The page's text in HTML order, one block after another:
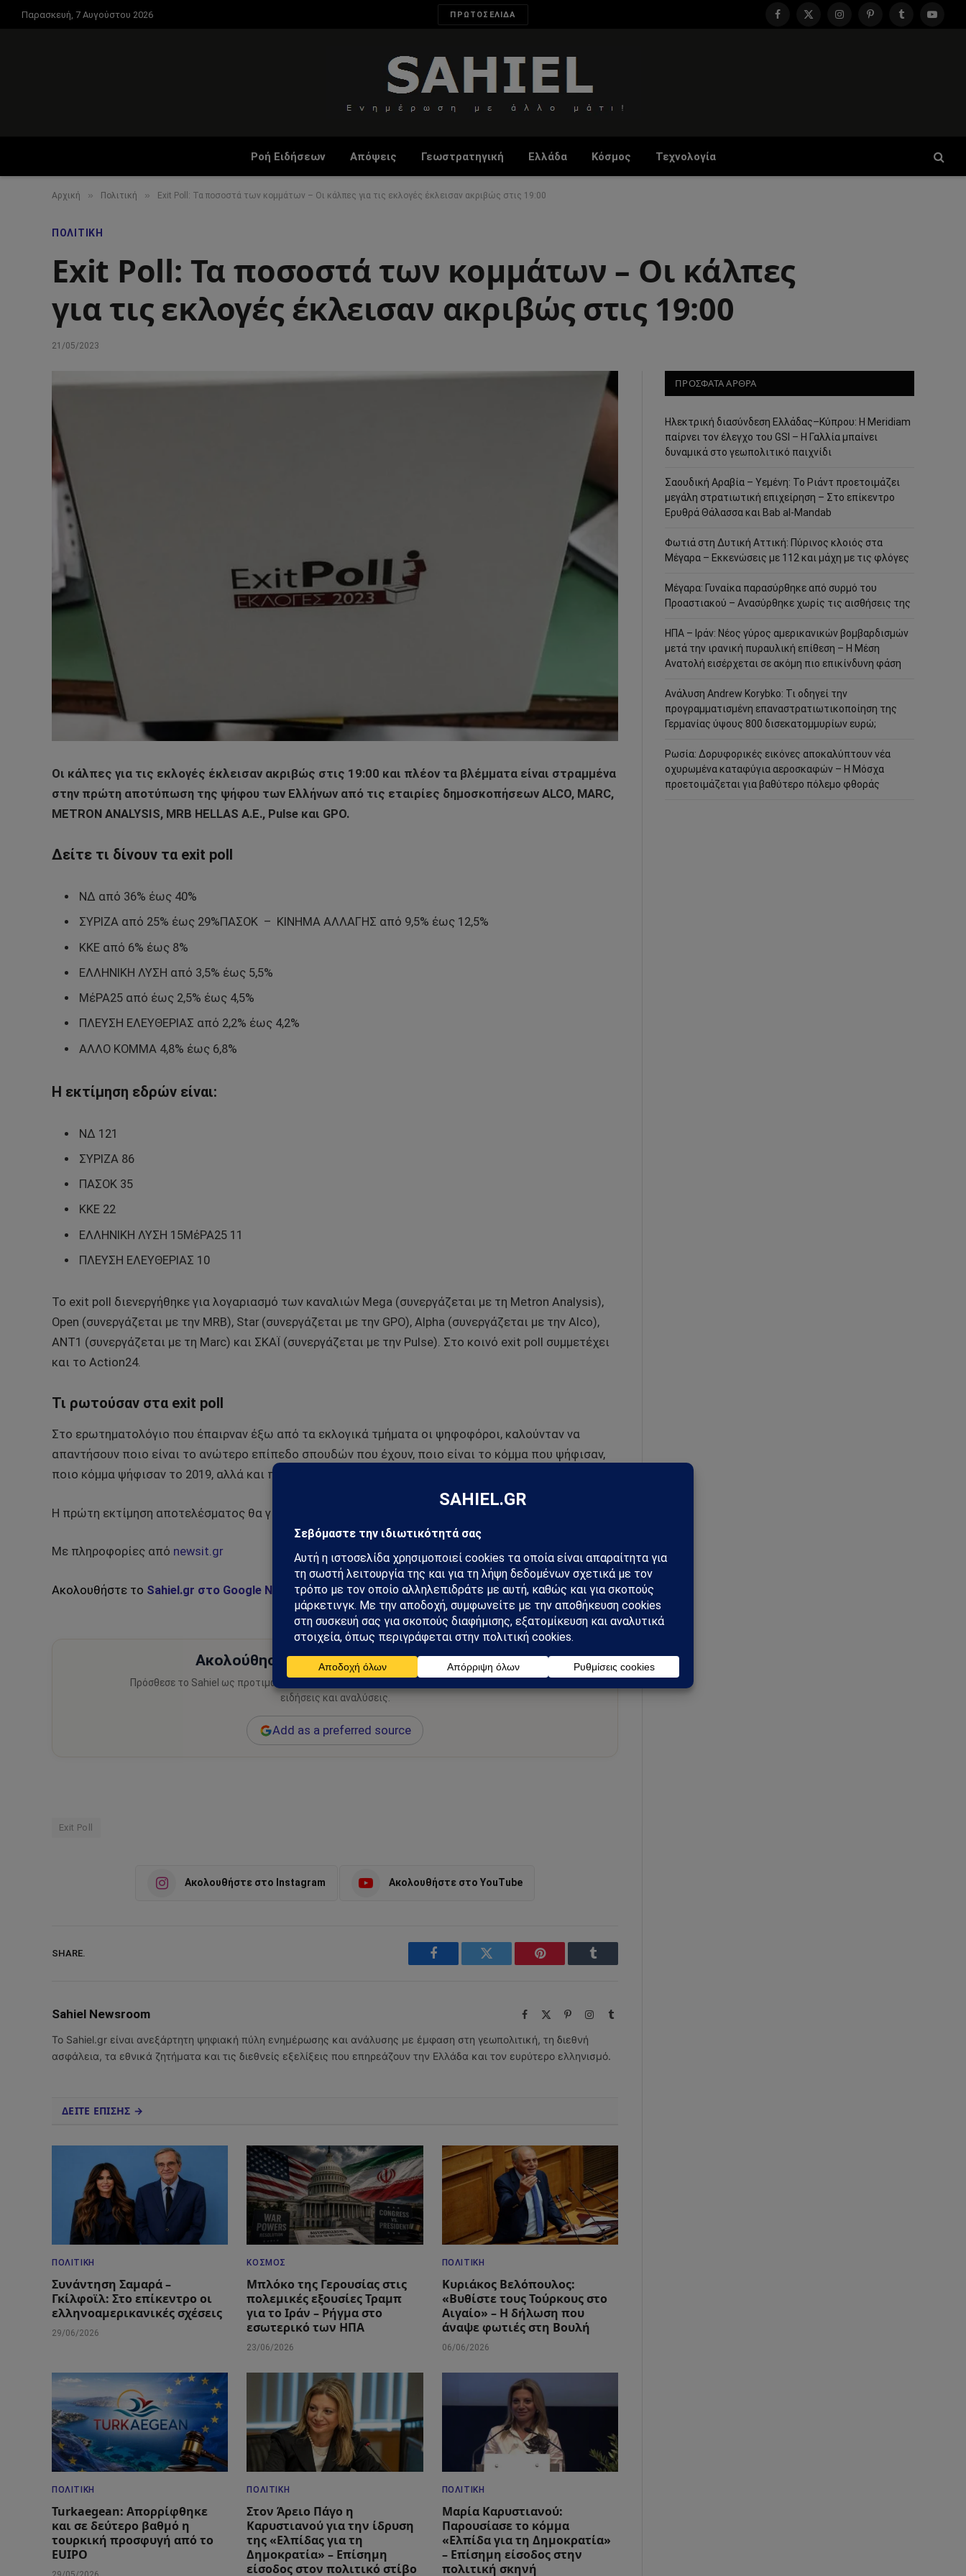
Παρασκευή, 7 Αυγούστου 2026 ΠΡΩΤΟΣΕΛΙΔΑ
Facebook
X
InstagramPinterestTumblr
Ροή Ειδήσεων Απόψεις Γεωστρατηγική Ελλάδα Κόσμος Τεχνολογία
Αρχική » Πολιτική » Exit Poll: Τα ποσοστά των κομμάτων – Οι κάλπες για τις εκλογές έκλεισαν ακριβώς στις 19:00
ΠΟΛΙΤΙΚΉ
Exit Poll: Τα ποσοστά των κομμάτων – Οι κάλπες
για τις εκλογές έκλεισαν ακριβώς στις 19:00
21/05/2023
Οι κάλπες για τις εκλογές έκλεισαν ακριβώς στις 19:00 και πλέον τα βλέμματα είναι στραμμένα
στην πρώτη αποτύπωση της ψήφου των Ελλήνων από τις εταιρίες δημοσκοπήσεων ALCO, MARC,
METRON ANALYSIS, MRB HELLAS A.E., Pulse και GPO.
Δείτε τι δίνουν τα exit poll
ΝΔ από 36% έως 40%
ΣΥΡΙΖΑ από 25% έως 29%ΠΑΣΟΚ – ΚΙΝΗΜΑ ΑΛΛΑΓΗΣ από 9,5% έως 12,5%
ΚΚΕ από 6% έως 8%
ΕΛΛΗΝΙΚΗ ΛΥΣΗ από 3,5% έως 5,5%
ΜέΡΑ25 από έως 2,5% έως 4,5%
ΠΛΕΥΣΗ ΕΛΕΥΘΕΡΙΑΣ από 2,2% έως 4,2%
ΑΛΛΟ ΚΟΜΜΑ 4,8% έως 6,8%
Η εκτίμηση εδρών είναι:
ΝΔ 121
ΣΥΡΙΖΑ 86
ΠΑΣΟΚ 35
ΚΚΕ 22
ΕΛΛΗΝΙΚΗ ΛΥΣΗ 15ΜέΡΑ25 11
ΠΛΕΥΣΗ ΕΛΕΥΘΕΡΙΑΣ 10
Το exit poll διενεργήθηκε για λογαριασμό των καναλιών Mega (συνεργάζεται με τη Metron Analysis),
Open (συνεργάζεται με την ΜRB), Star (συνεργάζεται με την GPO), Alpha (συνεργάζεται με την Alco),
ΑΝΤ1 (συνεργάζεται με τη Marc) και ΣΚΑΪ (συνεργάζεται με την Pulse). Στο κοινό exit poll συμμετέχει
και το Action24.
Τι ρωτούσαν στα exit poll
Στο ερωτηματολόγιο που έπαιρναν έξω από τα εκλογικά τμήματα οι ψηφοφόροι, καλούνταν να
απαντήσουν ποιο είναι το ανώτερο επίπεδο σπουδών που έχουν, ποιο είναι το κόμμα που ψήφισαν,
ποιο κόμμα ψήφισαν το 2019, αλλά και πότε αποφάσισαν το κόμμα που θα ψηφίσουν.
Η πρώτη εκτίμηση αποτελέσματος θα γίνει από το υπουργείο Εσωτερικών στις 20:30.
Με πληροφορίες από newsit.gr
Ακολουθήστε το Sahiel.gr στο Google News και μάθετε πρώτοι όλες τις ειδήσεις.
Ακολούθησε το Sahiel στο Google News
Πρόσθεσε το Sahiel ως προτιμώμενη πηγή για να λαμβάνεις πρώτος τις σημαντικότερες
ειδήσεις και αναλύσεις.
Add as a preferred source
Exit Poll
Ακολουθήστε στο Instagram Ακολουθήστε στο YouTube
SHARE.
Facebook Twitter Pinterest Tumblr
Sahiel Newsroom Facebook PinterestInstagram
Tumblr
Το Sahiel.gr είναι ανεξάρτητη ψηφιακή πύλη ενημέρωσης και ανάλυσης με έμφαση στη γεωπολιτική, τη διεθνή
ασφάλεια, τα εθνικά ζητήματα και τις διεθνείς εξελίξεις που επηρεάζουν την Ελλάδα και τον ευρύτερο ελληνισμό.
ΔΕΙΤΕ ΕΠΙΣΗΣ →
ΠΟΛΙΤΙΚΉ
Συνάντηση Σαμαρά –
Γκίλφοϊλ: Στο επίκεντρο οι
ελληνοαμερικανικές σχέσεις
29/06/2026
ΚΌΣΜΟΣ
Μπλόκο της Γερουσίας στις
πολεμικές εξουσίες Τραμπ
για το Ιράν – Ρήγμα στο
εσωτερικό των ΗΠΑ
23/06/2026
ΠΟΛΙΤΙΚΉ
Κυριάκος Βελόπουλος:
«Βυθίστε τους Τούρκους στο
Αιγαίο» – Η δήλωση που
άναψε φωτιές στη Βουλή
06/06/2026
ΠΟΛΙΤΙΚΉ
Turkaegean: Απορρίφθηκε
και σε δεύτερο βαθμό η
τουρκική προσφυγή από το
EUIPO
ΠΟΛΙΤΙΚΉ
Στον Άρειο Πάγο η
Καρυστιανού για την ίδρυση
της «Ελπίδας για τη
Δημοκρατία» – Επίσημη
είσοδος στον πολιτικό στίβο
ΠΟΛΙΤΙΚΉ
Μαρία Καρυστιανού:
Παρουσίασε το κόμμα
«Ελπίδα για τη Δημοκρατία»
– Επίσημη είσοδος στην
πολιτική σκηνή
ΠΡΟΣΦΑΤΑ ΑΡΘΡΑ
Ηλεκτρική διασύνδεση Ελλάδας–Κύπρου: Η Meridiam
παίρνει τον έλεγχο του GSI – Η Γαλλία μπαίνει
δυναμικά στο γεωπολιτικό παιχνίδι
Σαουδική Αραβία – Υεμένη: Το Ριάντ προετοιμάζει
μεγάλη στρατιωτική επιχείρηση – Στο επίκεντρο
Ερυθρά Θάλασσα και Bab al-Mandab
Φωτιά στη Δυτική Αττική: Πύρινος κλοιός στα
Μέγαρα – Εκκενώσεις με 112 και μάχη με τις φλόγες
Μέγαρα: Γυναίκα παρασύρθηκε από συρμό του
Προαστιακού – Ανασύρθηκε χωρίς τις αισθήσεις της
ΗΠΑ – Ιράν: Νέος γύρος αμερικανικών βομβαρδισμών
μετά την ιρανική πυραυλική επίθεση – Η Μέση
Ανατολή εισέρχεται σε ακόμη πιο επικίνδυνη φάση
Ανάλυση Andrew Korybko: Τι οδηγεί την
προγραμματισμένη επαναστρατιωτικοποίηση της
Γερμανίας ύψους 800 δισεκατομμυρίων ευρώ;
Ρωσία: Δορυφορικές εικόνες αποκαλύπτουν νέα
οχυρωμένα καταφύγια αεροσκαφών – Η Μόσχα
προετοιμάζεται για βαθύτερο πόλεμο φθοράς